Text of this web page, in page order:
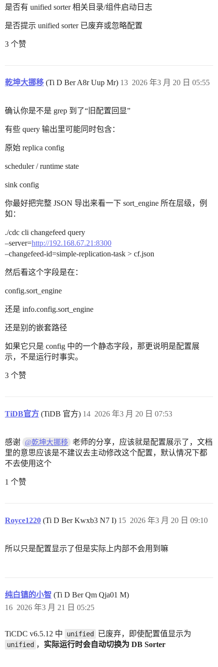
是否有 unified sorter 相关目录/组件启动日志
是否提示 unified sorter 已废弃或忽略配置
3 个赞
乾坤大挪移 (Ti D Ber A8r Uup Mr) 2026 年3 月 20 日 05:55
13
确认你是不是 grep 到了“旧配置回显”
有些 query 输出里可能同时包含：
原始 replica config
scheduler / runtime state
sink config
你最好把完整 JSON 导出来看一下 sort_engine 所在层级，例
如：
./cdc cli changefeed query
–server=http://192.168.67.21:8300
–changefeed-id=simple-replication-task > cf.json
然后看这个字段是在：
config.sort_engine
还是 info.config.sort_engine
还是别的嵌套路径
如果它只是 config 中的一个静态字段，那更说明是配置展
示，不是运行时事实。
3 个赞
TiDB官方 (TiDB 官方) 2026 年3 月 20 日 07:53
14
感谢 @乾坤大挪移
老师的分享，应该就是配置展示了，文档
里的意思应该是不建议去主动修改这个配置，默认情况下都
不去使用这个
1 个赞
Royce1220 (Ti D Ber Kwxb3 N7 I) 2026 年3 月 20 日 09:10
15
所以只是配置显示了但是实际上内部不会用到嘛
纯白镇的小智 (Ti D Ber Qm Qja01 M)
2026 年3 月 21 日 05:25
16
TiCDC v6.5.12 中 unified 已废弃，即使配置值显示为
unified ， 实际运行时会自动切换为 DB Sorter